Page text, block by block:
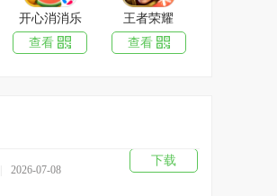
开心消消乐
查看
王者荣耀
查看
2026-07-14
下载